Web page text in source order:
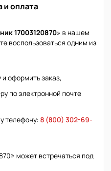
и оплата
17003120870» в нашем
воспользоваться одним из
оформить заказ,
по электронной почте
телефону: 8 (800) 302-69-
может встречаться под